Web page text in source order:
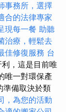
事務所，選擇
合的法律專家
現每一餐 助聽
治療，輕鬆去
佳修復服務 台
，這是目前唯
唯一對環保產
準備取決於類
，為您的活動